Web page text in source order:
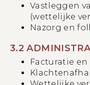
Vastleggen
(wettelijke
Nazorg en
3.2
Facturatie